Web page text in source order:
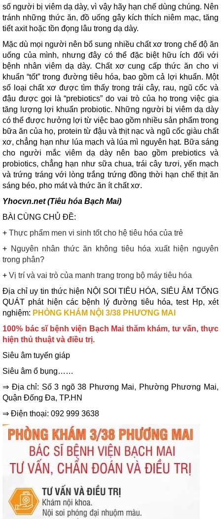
số người bị viêm dạ dày, vì vậy hãy hạn chế dùng chúng. Nên
tránh những thức ăn, đồ uống gây kích thích niêm mạc, tăng
tiết axit hoặc tồn đọng lâu trong dạ dày.
Mặc dù mọi người nên bổ sung nhiều chất xơ trong chế độ ăn
uống của mình, nhưng đây có thể đặc biệt hữu ích đối với
bệnh nhân viêm dạ dày. Chất xơ cung cấp thức ăn cho vi
khuẩn “tốt” trong đường tiêu hóa, bao gồm cả lợi khuẩn. Một
số loại chất xơ được tìm thấy trong trái cây, rau, ngũ cốc và
đậu được gọi là “prebiotics” do vai trò của họ trong việc gia
tăng lượng lợi khuẩn probiotic. Những người bị viêm dạ dày
có thể được hưởng lợi từ việc bao gồm nhiều sản phẩm trong
bữa ăn của họ, protein từ đậu và thịt nạc và ngũ cốc giàu chất
xơ, chẳng hạn như lúa mạch và lúa mì nguyên hạt. Bữa sáng
cho người mắc viêm dạ dày nên bao gồm prebiotics và
probiotics, chẳng hạn như sữa chua, trái cây tươi, yến mạch
và trứng tráng với lòng trắng trứng đồng thời hạn chế thịt ăn
sáng béo, pho mát và thức ăn ít chất xơ.
Yhocvn.net (Tiêu hóa Bạch Mai)
BÀI CÙNG CHỦ ĐỀ:
+ Thực phẩm men vi sinh tốt cho hệ tiêu hóa của trẻ
+ Nguyên nhân thức ăn không tiêu hóa xuất hiện nguyên
trong phân?
+ Vị trí và vai trò của manh trang trong bộ máy tiêu hóa
Địa chỉ uy tin thức hiện NỘI SOI TIÊU HÓA, SIÊU ÂM TỔNG
QUÁT phát hiện các bệnh lý đường tiêu hóa, test Hp, xét
nghiệm: PHÒNG KHÁM NỘI 3/38 PHƯƠNG MAI
100% bác sĩ bệnh viện Bạch Mai thăm khám, tư vấn, thực
hiện thủ thuật và điều trị.
Siêu âm tuyến giáp
Siêu âm ổ bụng……
⇒ Địa chỉ: Số 3 ngõ 38 Phương Mai, Phường Phương Mai,
Quận Đống Đa, TP.HN
⇒ Điện thoại: 092 999 3638